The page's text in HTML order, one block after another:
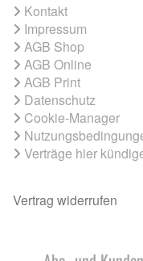
Kontakt
Impressum
AGB Shop
AGB Online
AGB Print
Datenschutz
Cookie-Manager
Verträge hier
Vertrag widerrufen